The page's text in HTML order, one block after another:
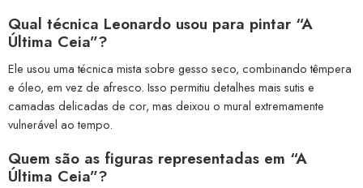
Qual técnica Leonardo usou para pintar “A
Última Ceia”?
Ele usou uma técnica mista sobre gesso seco, combinando têmpera
e óleo, em vez de afresco. Isso permitiu detalhes mais sutis e
camadas delicadas de cor, mas deixou o mural extremamente
vulnerável ao tempo.
Quem são as figuras representadas em “A
Última Ceia”?